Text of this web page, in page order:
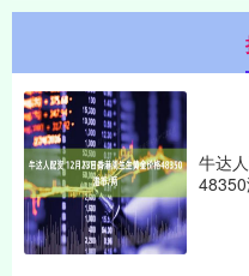
牛达